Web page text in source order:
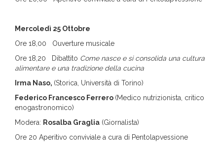
Mercoledì 25 Ottobre
Ore 18,00 Ouverture musicale
Ore 18,20 Dibattito Come nasce e si consolida una cultura
alimentare e una tradizione della cucina
Irma Naso, (Storica, Università di Torino)
Federico Francesco Ferrero (Medico nutrizionista, critico
enogastronomico)
Modera: Rosalba Graglia (Giornalista)
Ore 20 Aperitivo conviviale a cura di Pentolapvessione